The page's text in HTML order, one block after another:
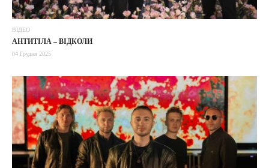
ВІДЕО
АНТИТІЛА – ВІДКОЛИ
04 Грудня 2025